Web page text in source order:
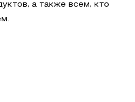
а также всем, кто